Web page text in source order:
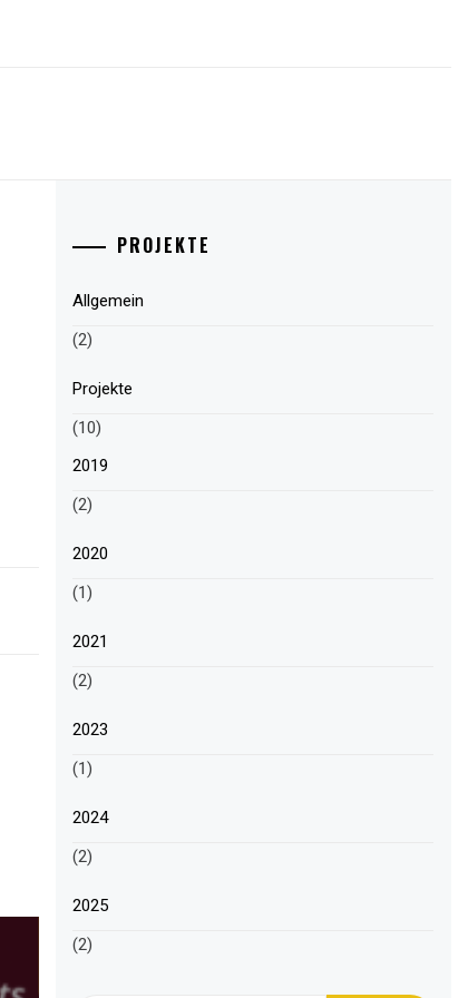
PROJEKTE
Allgemein
(2)
Projekte
(10)
2019
(2)
2020
(1)
2021
(2)
2023
(1)
2024
(2)
2025
(2)